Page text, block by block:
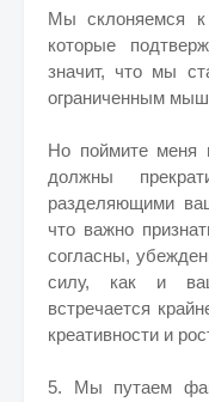
Мы склоняемся
которые
значит, что мы
ограниченным
Но поймите меня
должны
разделяющими
что важно
согласны,
силу, как и
встречается
креативности и
5. Мы путаем